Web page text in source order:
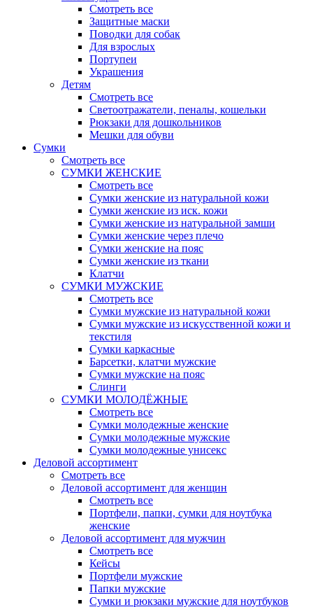
Смотреть все
Защитные маски
Поводки для собак
Для взрослых
Портупеи
Украшения
Детям
Смотреть все
Светоотражатели, пеналы, кошельки
Рюкзаки для дошкольников
Мешки для обуви
Сумки
Смотреть все
СУМКИ ЖЕНСКИЕ
Смотреть все
Сумки женские из натуральной кожи
Сумки женские из иск. кожи
Сумки женские из натуральной замши
Сумки женские через плечо
Сумки женские на пояс
Сумки женские из ткани
Клатчи
СУМКИ МУЖСКИЕ
Смотреть все
Сумки мужские из натуральной кожи
Сумки мужские из искусственной кожи и
текстиля
Сумки каркасные
Барсетки, клатчи мужские
Сумки мужские на пояс
Слинги
СУМКИ МОЛОДЁЖНЫЕ
Смотреть все
Сумки молодежные женские
Сумки молодежные мужские
Сумки молодежные унисекс
Деловой ассортимент
Смотреть все
Деловой ассортимент для женщин
Смотреть все
Портфели, папки, сумки для ноутбука
женские
Деловой ассортимент для мужчин
Смотреть все
Кейсы
Портфели мужские
Папки мужские
Сумки и рюкзаки мужские для ноутбуков